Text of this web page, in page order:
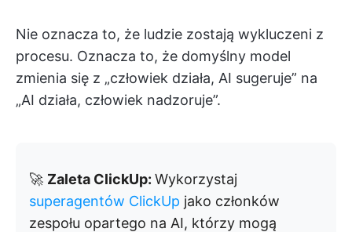
Nie oznacza to, że ludzie zostają wykluczeni z
procesu. Oznacza to, że domyślny model
zmienia się z „człowiek działa, AI sugeruje” na
„AI działa, człowiek nadzoruje”.
🚀 Zaleta ClickUp: Wykorzystaj
superagentów ClickUp jako członków
zespołu opartego na AI, którzy mogą